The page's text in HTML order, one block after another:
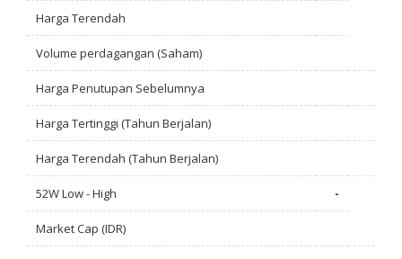
Harga Terendah
Volume perdagangan (Saham)
Harga Penutupan Sebelumnya
Harga Tertinggi (Tahun Berjalan)
Harga Terendah (Tahun Berjalan)
52W Low - High -
Market Cap (IDR)